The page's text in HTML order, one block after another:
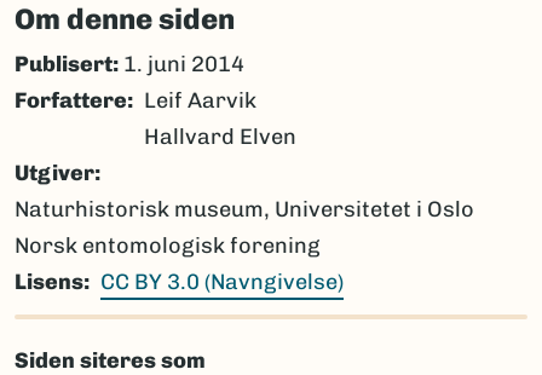
Om denne siden
Publisert: 1. juni 2014
Forfattere
Leif Aarvik
Hallvard Elven
Utgiver
Naturhistorisk museum, Universitetet i Oslo
Norsk entomologisk forening
Lisens
CC BY 3.0 (Navngivelse)
Siden siteres som